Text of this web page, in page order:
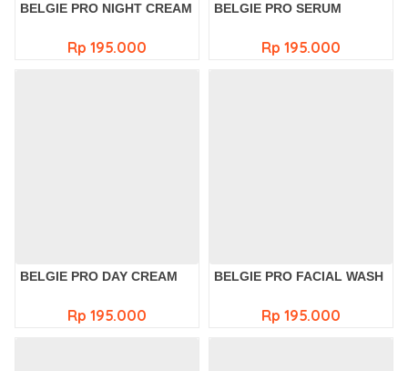
BELGIE PRO NIGHT CREAM
Rp 195.000
BELGIE PRO SERUM
Rp 195.000
BELGIE PRO DAY CREAM
Rp 195.000
BELGIE PRO FACIAL WASH
Rp 195.000